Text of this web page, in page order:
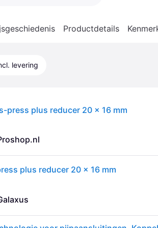
Productdetails
levering
press plus reducer 20 x 16 mm
plus reducer 20 x 16 mm